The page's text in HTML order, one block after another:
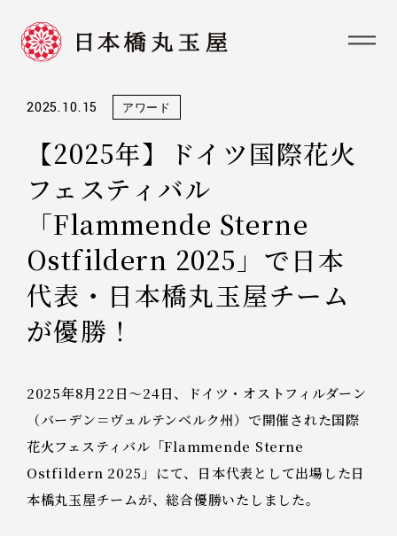
2025.10.15 アワード
【2025年】ドイツ国際花火
フェスティバル
「Flammende Sterne
Ostfildern 2025」で日本
代表・日本橋丸玉屋チーム
が優勝！
2025年8月22日〜24日、ドイツ・オストフィルダーン
（バーデン＝ヴュルテンベルク州）で開催された国際
花火フェスティバル「Flammende Sterne
Ostfildern 2025」にて、日本代表として出場した日
本橋丸玉屋チームが、総合優勝いたしました。